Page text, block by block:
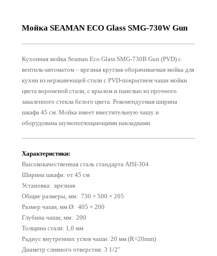
Мойка SEAMAN ECO Glass SMG-730W Gun
Кухонная мойка Seaman Eco Glass SMG-730B Gun (PVD) с
вентиль-автоматом – врезная круглая оборачиваемая мойка для
кухни из нержавеющей стали с PVD‐покрытием чаши мойки
цвета вороненой стали, с крылом и панелью из прочного
закаленного стекла белого цвета. Рекомендуемая ширина
шкафа 45 см. Мойка имеет вместительную чашу и
оборудована шумопоглощающими накладками.
Характеристики:
Высококачественная сталь стандарта AISI-304
Ширина шкафа: от 45 см
Установка: врезная
Общие размеры, мм: 730 × 500 × 205
Размер чаши, мм Ø: 405 × 200
Глубина чаши, мм: 200
Толщина стали: 1,0 мм
Радиус внутренних углов чаши: 20 мм (R=20mm)
Диаметр сливного отверстия: 3 1/2"